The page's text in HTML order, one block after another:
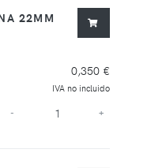
22MM
0,350 €
IVA no incluido
- +